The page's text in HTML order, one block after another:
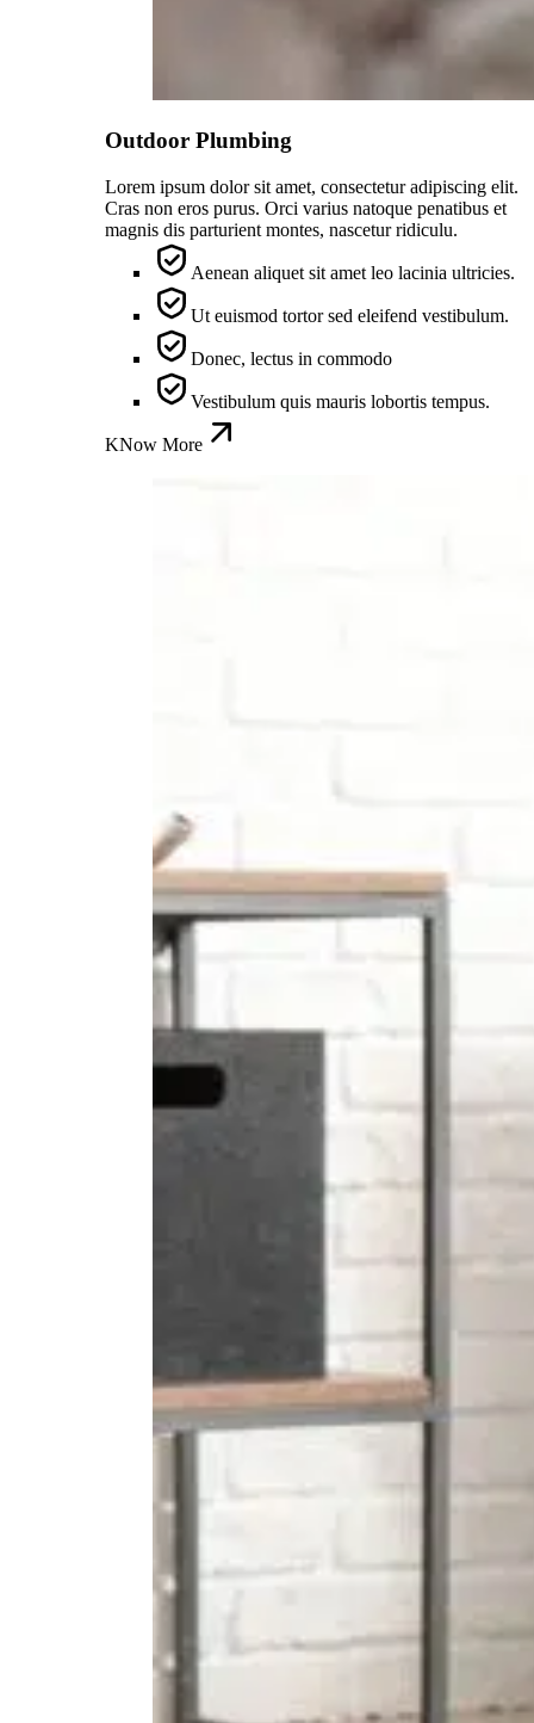
Outdoor Plumbing
Lorem ipsum dolor sit amet, consectetur adipiscing elit.
Cras non eros purus. Orci varius natoque penatibus et
magnis dis parturient montes, nascetur ridiculu.
Aenean aliquet sit amet leo lacinia ultricies.
Ut euismod tortor sed eleifend vestibulum.
Donec, lectus in commodo
Vestibulum quis mauris lobortis tempus.
KNow More